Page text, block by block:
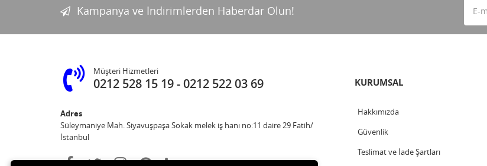
Kampanya ve İndirimlerden Haberdar Olun!
Müşteri Hizmetleri
0212 528 15 19 0212 522 03 69
Adres
Süleymaniye Mah. Siyavuşpaşa Sokak melek iş hanı no:11 daire 29 Fatih/
İstanbul
KURUMSAL
Hakkımızda
Güvenlik
Teslimat ve İade Şartları